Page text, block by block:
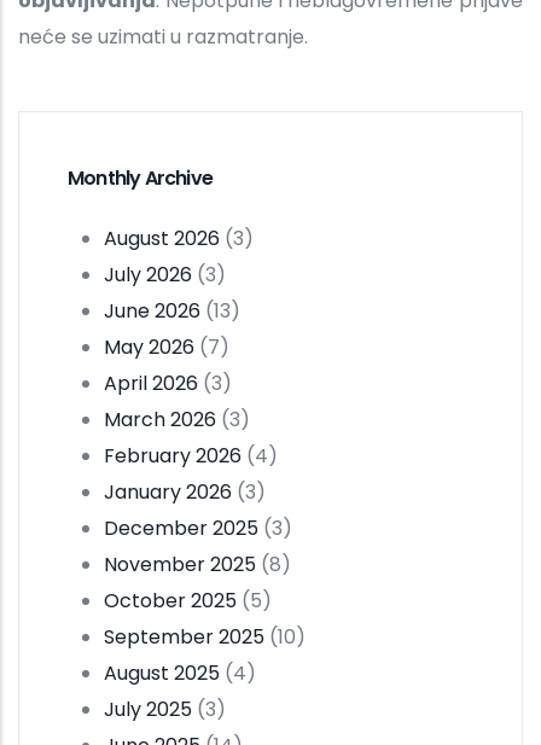
neće se uzimati u razmatranje.
Monthly Archive
August 2026 (3)
July 2026 (3)
June 2026 (13)
May 2026 (7)
April 2026 (3)
March 2026 (3)
February 2026 (4)
January 2026 (3)
December 2025 (3)
November 2025 (8)
October 2025 (5)
September 2025 (10)
August 2025 (4)
July 2025 (3)